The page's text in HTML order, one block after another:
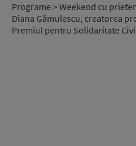
Programe> Weekend cu
Diana Gămulescu, creatorea
Premiul pentru Solidaritate
RADIO
CONCURSURI